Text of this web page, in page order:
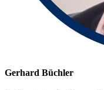
Gerhard Büchler